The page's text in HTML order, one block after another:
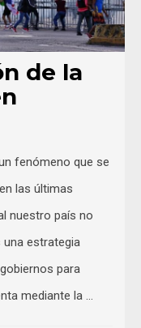
de la
fenómeno que se
las últimas
nuestro país no
estrategia
para
mediante la …